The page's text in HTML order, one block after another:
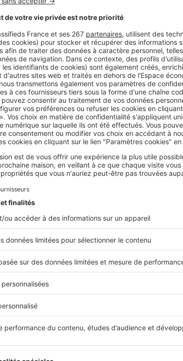
L111-1 du code de la consommation
L216-1 et suivants du code de la
L241-4 du code de la consommation
Cet article vous a été utile ?
Partager sur
Plus de conseils
intéresser
Image